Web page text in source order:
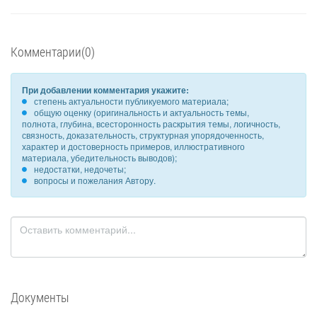
Комментарии(0)
При добавлении комментария укажите:
степень актуальности публикуемого материала;
общую оценку (оригинальность и актуальность темы,
полнота, глубина, всесторонность раскрытия темы, логичность,
связность, доказательность, структурная упорядоченность,
характер и достоверность примеров, иллюстративного
материала, убедительность выводов);
недостатки, недочеты;
вопросы и пожелания Автору.
Документы